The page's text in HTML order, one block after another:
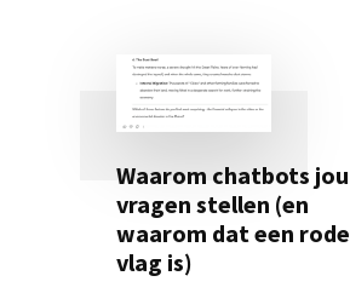
Waarom chatbots jou
vragen stellen (en
waarom dat een rode
vlag is)